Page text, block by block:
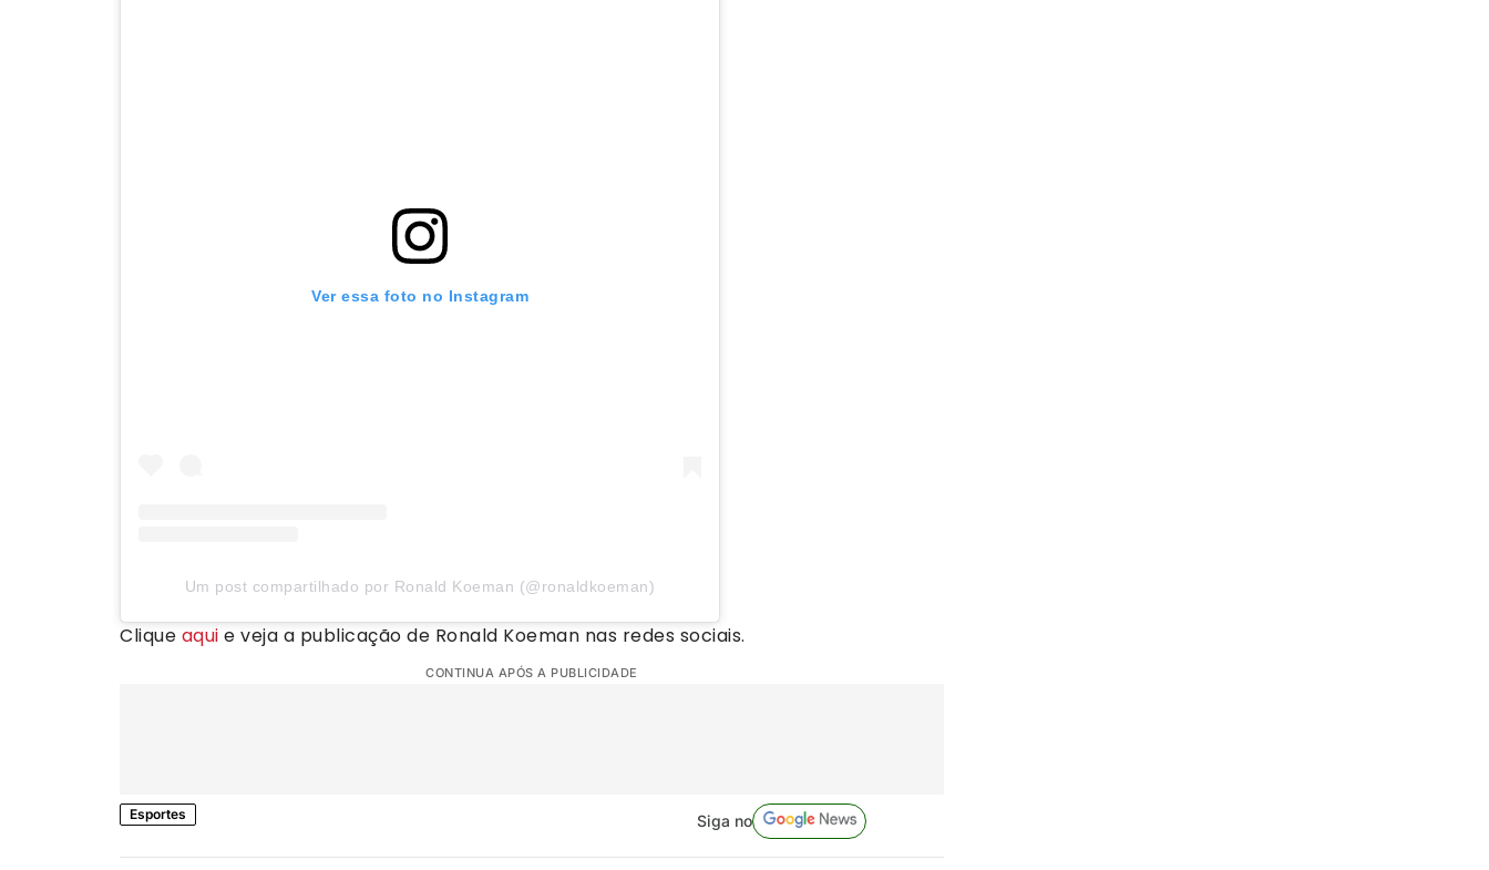
Ver essa foto no Instagram
Um post compartilhado por Ronald Koeman (@ronaldkoeman)
Clique aqui e veja a publicação de Ronald Koeman nas redes sociais.
CONTINUA APÓS A PUBLICIDADE
Esportes Siga no